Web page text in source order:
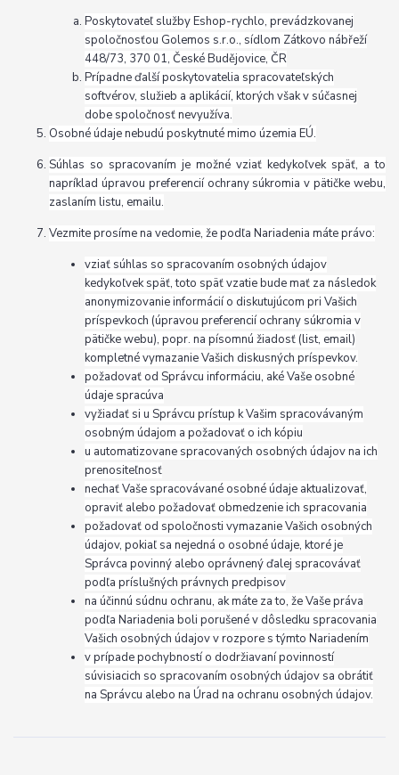
Poskytovateľ služby Eshop-rychlo, prevádzkovanej
spoločnosťou Golemos s.r.o., sídlom Zátkovo nábřeží
448/73, 370 01, České Budějovice, ČR
Prípadne ďalší poskytovatelia spracovateľských
softvérov, služieb a aplikácií, ktorých však v súčasnej
dobe spoločnosť nevyužíva.
Osobné údaje nebudú poskytnuté mimo územia EÚ.
Súhlas so spracovaním je možné vziať kedykoľvek späť, a to
napríklad úpravou preferencií ochrany súkromia v pätičke webu,
zaslaním listu, emailu.
Vezmite prosíme na vedomie, že podľa Nariadenia máte právo:
vziať súhlas so spracovaním osobných údajov
kedykoľvek späť, toto späť vzatie bude mať za následok
anonymizovanie informácií o diskutujúcom pri Vašich
príspevkoch (úpravou preferencií ochrany súkromia v
pätičke webu), popr. na písomnú žiadosť (list, email)
kompletné vymazanie Vašich diskusných príspevkov.
požadovať od Správcu informáciu, aké Vaše osobné
údaje spracúva
vyžiadať si u Správcu prístup k Vašim spracovávaným
osobným údajom a požadovať o ich kópiu
u automatizovane spracovaných osobných údajov na ich
prenositeľnosť
nechať Vaše spracovávané osobné údaje aktualizovať,
opraviť alebo požadovať obmedzenie ich spracovania
požadovať od spoločnosti vymazanie Vašich osobných
údajov, pokiaľ sa nejedná o osobné údaje, ktoré je
Správca povinný alebo oprávnený ďalej spracovávať
podľa príslušných právnych predpisov
na účinnú súdnu ochranu, ak máte za to, že Vaše práva
podľa Nariadenia boli porušené v dôsledku spracovania
Vašich osobných údajov v rozpore s týmto Nariadením
v prípade pochybností o dodržiavaní povinností
súvisiacich so spracovaním osobných údajov sa obrátiť
na Správcu alebo na Úrad na ochranu osobných údajov.